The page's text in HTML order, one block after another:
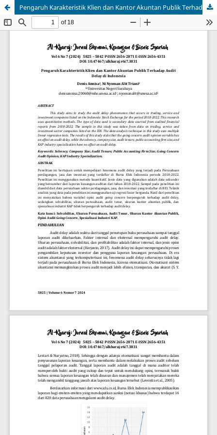
Pengaruh Karakteristik Klien dan Kantor Akuntan Publik Terhadap Audit Delay di Indonesia